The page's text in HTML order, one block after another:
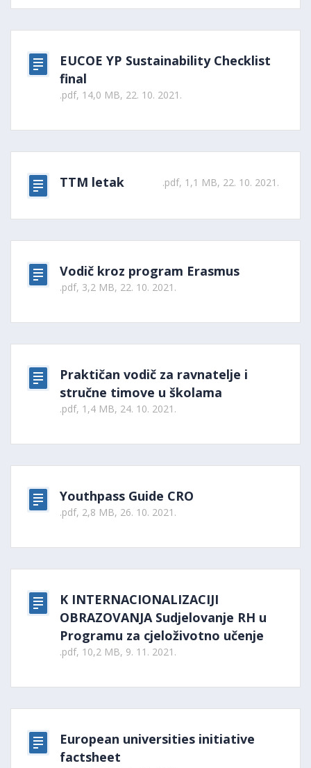
EUCOE YP Sustainability Checklist
final
.pdf, 14,0 MB, 22. 10. 2021.
TTM letak .pdf, 1,1 MB, 22. 10. 2021.
Vodič kroz program Erasmus
.pdf, 3,2 MB, 22. 10. 2021.
Praktičan vodič za ravnatelje i
stručne timove u školama
.pdf, 1,4 MB, 24. 10. 2021.
Youthpass Guide CRO
.pdf, 2,8 MB, 26. 10. 2021.
K INTERNACIONALIZACIJI
OBRAZOVANJA Sudjelovanje RH u
Programu za cjeloživotno učenje
.pdf, 10,2 MB, 9. 11. 2021.
European universities initiative
factsheet